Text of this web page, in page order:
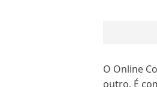
O Online
outro. É